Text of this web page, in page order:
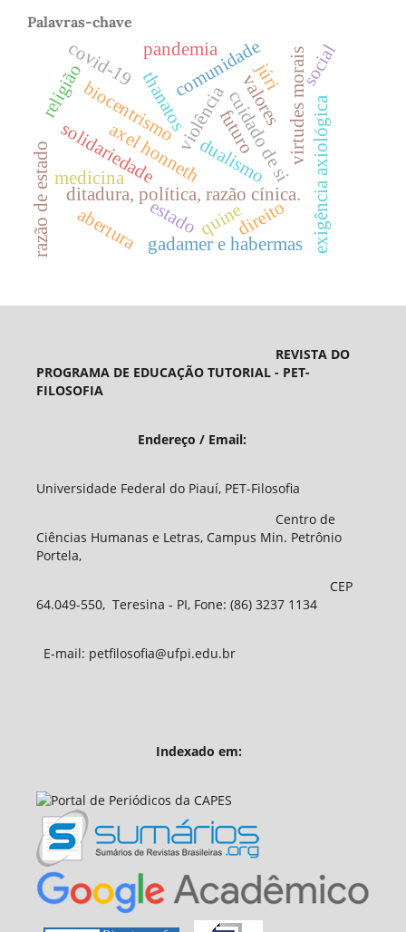
Palavras-chave
cuidado de si
violência
ditadura, política, razão cínica.
axel honneth
solidariedade
estado
comunidade
biocentrismo virtudes morais
religião
medicina dualismo
thanatos exigência axiológica
gadamer e habermas
futuro
pandemia
covid-19
valores
abertura
social
quinedireito
júri
razão de estado
REVISTA DO
PROGRAMA DE EDUCAÇÃO TUTORIAL - PET-
FILOSOFIA
Endereço / Email:
Universidade Federal do Piauí, PET-Filosofia
Centro de
Ciências Humanas e Letras, Campus Min. Petrônio
Portela,
CEP
64.049-550, Teresina - PI, Fone: (86) 3237 1134
E-mail: petfilosofia@ufpi.edu.br
Indexado em: